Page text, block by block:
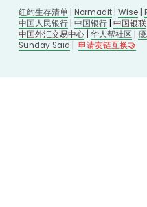
纽约生存清单 | Normadit | Wise |
中国人民银行 | 中国银行 | 中国银联
中国外汇交易中心 | 华人帮社区 |
Sunday Said | 申请友链互换🤝